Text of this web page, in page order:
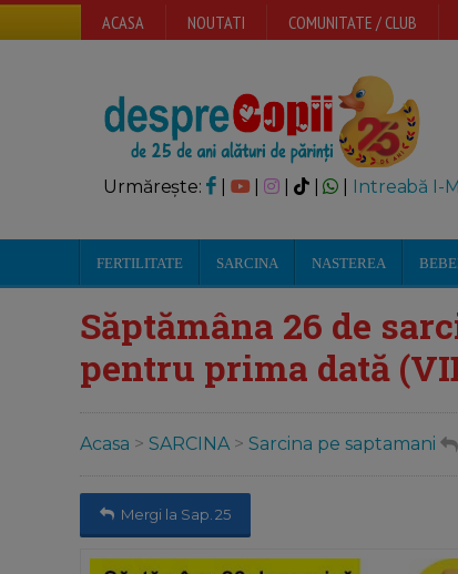
ACASA NOUTATI COMUNITATE / CLUB
Urmărește: | | Intreabă I-
FERTILITATE SARCINA NASTEREA
Săptămâna 26 de
pentru prima dată
Acasa > SARCINA> Sarcina pe saptamani
Mergi la Sap. 25